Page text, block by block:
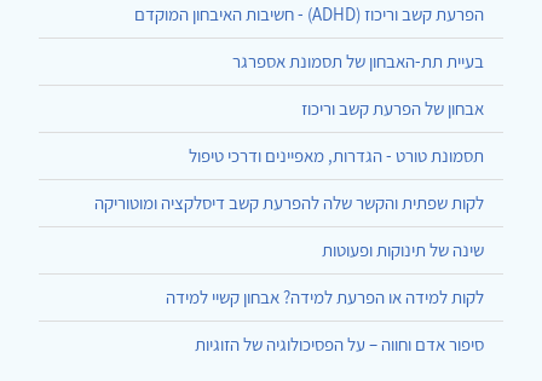
הפרעת קשב וריכוז (ADHD) - חשיבות האיבחון המוקדם
בעיית תת-האבחון של תסמונת אספרגר
אבחון של הפרעת קשב וריכוז
תסמונת טורט - הגדרות, מאפיינים ודרכי טיפול
לקות שפתית והקשר שלה להפרעת קשב דיסלקציה ומוטוריקה
שינה של תינוקות ופעוטות
לקות למידה או הפרעת למידה? אבחון קשיי למידה
סיפור אדם וחווה – על הפסיכולוגיה של הזוגיות